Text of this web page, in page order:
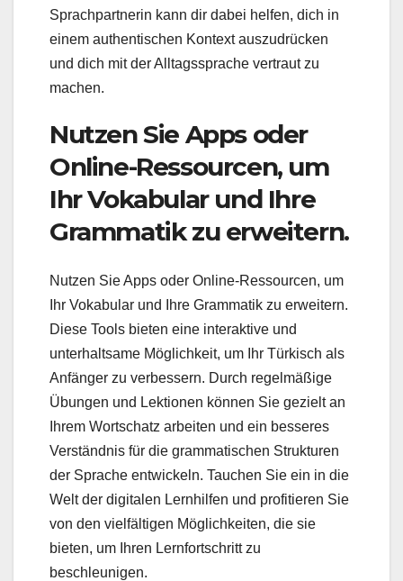
Sprachpartnerin kann dir dabei helfen, dich in
einem authentischen Kontext auszudrücken
und dich mit der Alltagssprache vertraut zu
machen.
Nutzen Sie Apps oder
Online-Ressourcen, um
Ihr Vokabular und Ihre
Grammatik zu erweitern.
Nutzen Sie Apps oder Online-Ressourcen, um
Ihr Vokabular und Ihre Grammatik zu erweitern.
Diese Tools bieten eine interaktive und
unterhaltsame Möglichkeit, um Ihr Türkisch als
Anfänger zu verbessern. Durch regelmäßige
Übungen und Lektionen können Sie gezielt an
Ihrem Wortschatz arbeiten und ein besseres
Verständnis für die grammatischen Strukturen
der Sprache entwickeln. Tauchen Sie ein in die
Welt der digitalen Lernhilfen und profitieren Sie
von den vielfältigen Möglichkeiten, die sie
bieten, um Ihren Lernfortschritt zu
beschleunigen.